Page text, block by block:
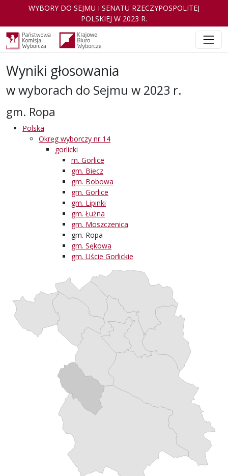
WYBORY DO SEJMU I SENATU RZECZYPOSPOLITEJ
POLSKIEJ W 2023 R.
Wyniki głosowania
w wyborach do Sejmu w 2023 r.
gm. Ropa
Polska
Okręg wyborczy nr 14
gorlicki
m. Gorlice
gm. Biecz
gm. Bobowa
gm. Gorlice
gm. Lipinki
gm. Łużna
gm. Moszczenica
gm. Ropa
gm. Sękowa
gm. Uście Gorlickie